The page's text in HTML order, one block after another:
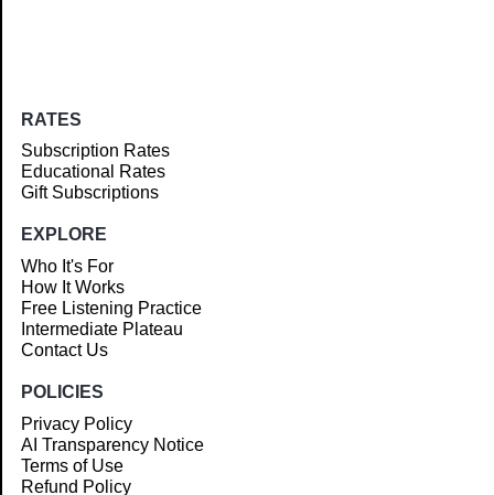
RATES
Subscription Rates
Educational Rates
Gift Subscriptions
EXPLORE
Who It's For
How It Works
Free Listening Practice
Intermediate Plateau
Contact Us
POLICIES
Privacy Policy
AI Transparency Notice
Terms of Use
Refund Policy